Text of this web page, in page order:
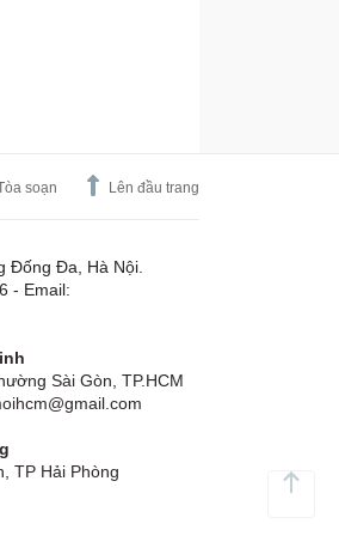
soạn Lên đầu trang
Đống Đa, Hà Nội.
- Email:
Sài Gòn, TP.HCM
TP Hải Phòng